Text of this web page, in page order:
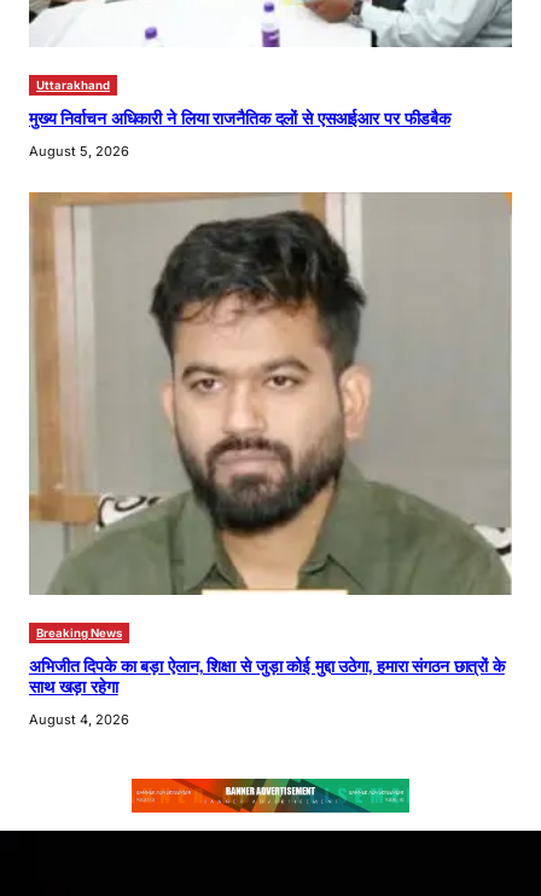
Uttarakhand
मुख्य निर्वाचन अधिकारी ने लिया राजनैतिक दलों से एसआईआर पर फीडबैक
August 5, 2026
Breaking News
अभिजीत दिपके का बड़ा ऐलान, शिक्षा से जुड़ा कोई मुद्दा उठेगा, हमारा संगठन छात्रों के
साथ खड़ा रहेगा
August 4, 2026